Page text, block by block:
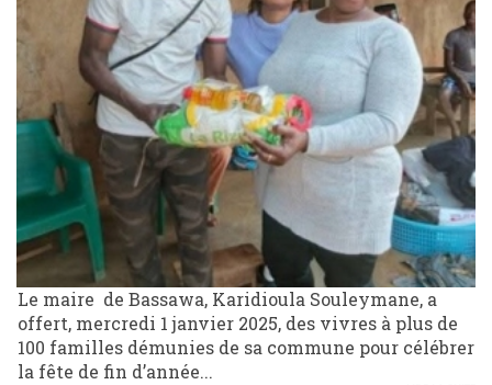
Le maire de Bassawa, Karidioula Souleymane, a
offert, mercredi 1 janvier 2025, des vivres à plus de
100 familles démunies de sa commune pour célébrer
la fête de fin d’année...